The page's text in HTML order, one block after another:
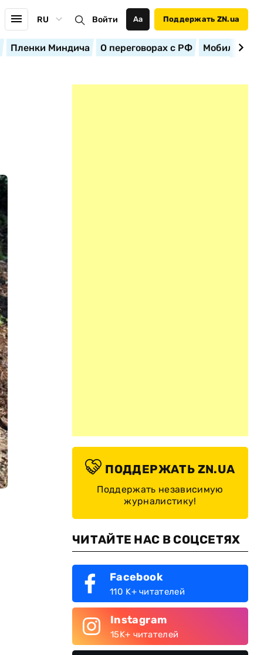
RU Войти Аа Поддержать ZN.ua
Пленки Миндича О переговорах с РФ
ПОДДЕРЖАТЬ ZN.UA
Поддержать независимую
журналистику!
ЧИТАЙТЕ НАС В СОЦСЕТЯХ
Facebook
110 K+ читателей
Instagram
15K+ читателей